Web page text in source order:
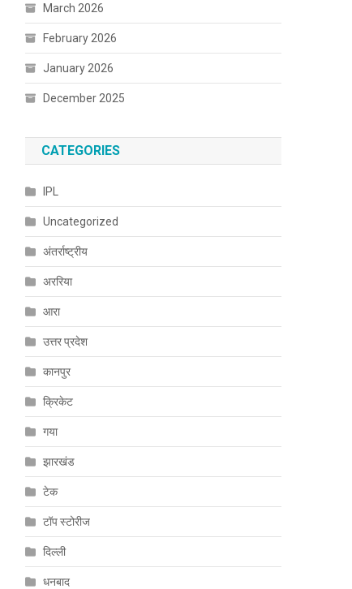
March 2026
February 2026
January 2026
December 2025
CATEGORIES
IPL
Uncategorized
अंतर्राष्ट्रीय
अररिया
आरा
उत्तर प्रदेश
कानपुर
क्रिकेट
गया
झारखंड
टेक
टॉप स्टोरीज
दिल्ली
धनबाद